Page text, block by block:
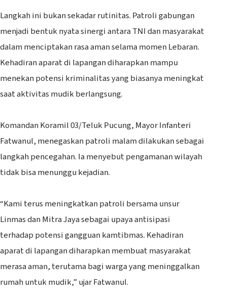
‎Langkah ini bukan sekadar rutinitas. Patroli gabungan
menjadi bentuk nyata sinergi antara TNI dan masyarakat
dalam menciptakan rasa aman selama momen Lebaran.
Kehadiran aparat di lapangan diharapkan mampu
menekan potensi kriminalitas yang biasanya meningkat
saat aktivitas mudik berlangsung.
‎Komandan Koramil 03/Teluk Pucung, Mayor Infanteri
Fatwanul, menegaskan patroli malam dilakukan sebagai
langkah pencegahan. Ia menyebut pengamanan wilayah
tidak bisa menunggu kejadian.
‎“Kami terus meningkatkan patroli bersama unsur
Linmas dan Mitra Jaya sebagai upaya antisipasi
terhadap potensi gangguan kamtibmas. Kehadiran
aparat di lapangan diharapkan membuat masyarakat
merasa aman, terutama bagi warga yang meninggalkan
rumah untuk mudik,” ujar Fatwanul.